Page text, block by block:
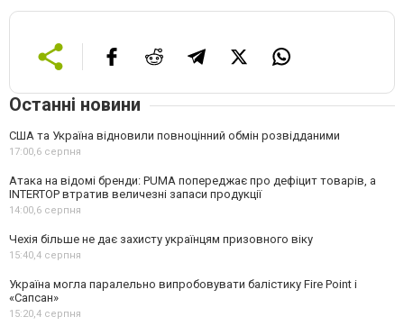
Останні новини
США та Україна відновили повноцінний обмін розвідданими
17:00,6 серпня
Атака на відомі бренди: PUMA попереджає про дефіцит товарів, а
INTERTOP втратив величезні запаси продукції
14:00,6 серпня
Чехія більше не дає захисту українцям призовного віку
15:40,4 серпня
Україна могла паралельно випробовувати балістику Fire Point і
«Сапсан»
15:20,4 серпня